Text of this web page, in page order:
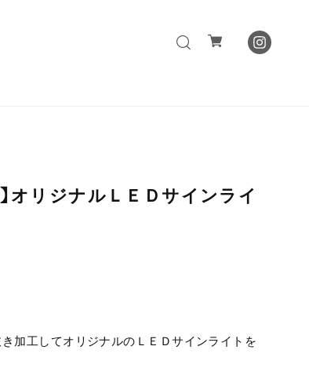
オリジナルＬＥＤサインライ
加工してオリジナルのＬＥＤサインライトを